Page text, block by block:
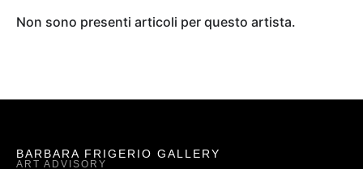
Non sono presenti articoli per questo artista.
BARBARA FRIGERIO GALLERY
ART ADVISORY